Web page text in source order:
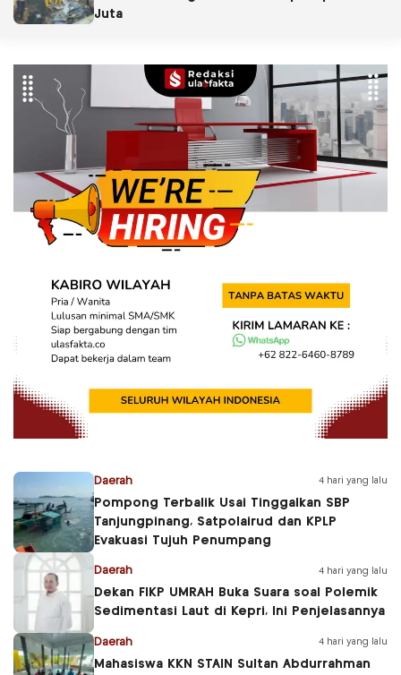
Juta
Daerah 4 hari yang lalu
Pompong Terbalik Usai Tinggalkan SBP
Tanjungpinang, Satpolairud dan KPLP
Evakuasi Tujuh Penumpang
Daerah 4 hari yang lalu
Dekan FIKP UMRAH Buka Suara soal Polemik
Sedimentasi Laut di Kepri, Ini Penjelasannya
Daerah 4 hari yang lalu
Mahasiswa KKN STAIN Sultan Abdurrahman